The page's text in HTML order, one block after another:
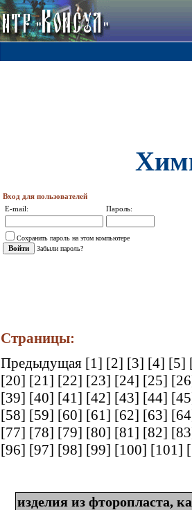
Вход для пользователей
E-mail:
Пароль:
Сохранить пароль на этом компьютере
Забыли пароль?
Страницы:
Предыдущая [1] [2] [3] [4] [5]
[20] [21] [22] [23] [24] [25]
[39] [40] [41] [42] [43] [44]
[58] [59] [60] [61] [62] [63]
[77] [78] [79] [80] [81] [82]
[96] [97] [98] [99] [100] [101]
изделия из фторопласта,